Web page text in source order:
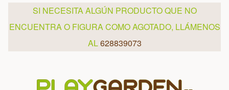
SI NECESITA ALGÚN PRODUCTO QUE NO
ENCUENTRA O FIGURA COMO AGOTADO, LLÁMENOS
AL628839073